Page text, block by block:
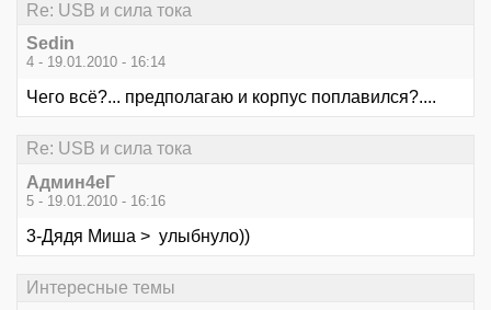
Re: USB и сила тока
Sedin
4 - 19.01.2010 - 16:14
Чего всё?... предполагаю и корпус поплавился?....
Re: USB и сила тока
Aдмин4еГ
5 - 19.01.2010 - 16:16
3-Дядя Миша > улыбнуло))
Интересные темы